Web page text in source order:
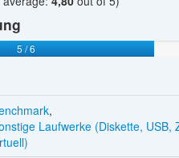
5 / 6
,
Laufwerke (Diskette, USB,